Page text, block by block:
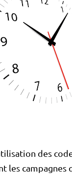
des
les campagnes